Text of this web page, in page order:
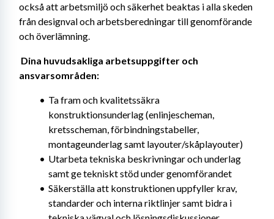
också att arbetsmiljö och säkerhet beaktas i alla skeden
från designval och arbetsberedningar till genomförande
och överlämning.
Dina huvudsakliga arbetsuppgifter och
ansvarsområden:
Ta fram och kvalitetssäkra
konstruktionsunderlag (enlinjescheman,
kretsscheman, förbindningstabeller,
montageunderlag samt layouter/skåplayouter)
Utarbeta tekniska beskrivningar och underlag
samt ge tekniskt stöd under genomförandet
Säkerställa att konstruktionen uppfyller krav,
standarder och interna riktlinjer samt bidra i